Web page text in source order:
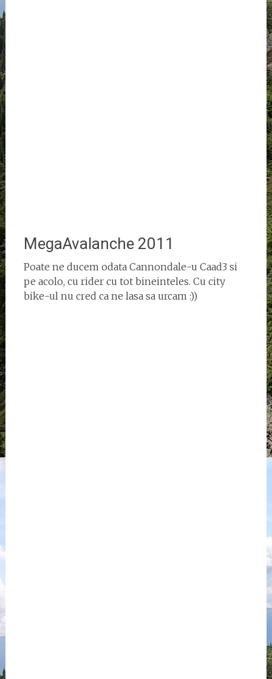
MegaAvalanche 2011
Poate ne ducem odata Cannondale-u Caad3 si
pe acolo, cu rider cu tot bineinteles. Cu city
bike-ul nu cred ca ne lasa sa urcam :))